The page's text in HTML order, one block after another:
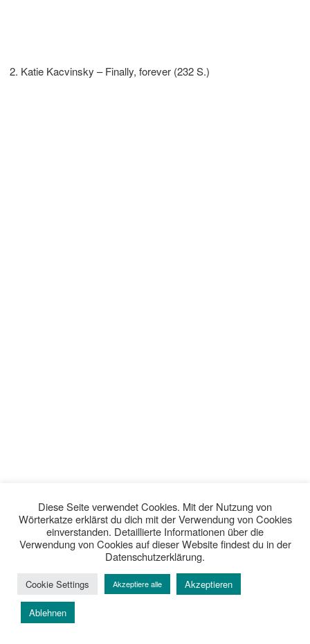
Katie Kacvinsky – Finally, forever (232 S.)
Diese Seite verwendet Cookies. Mit der Nutzung von
Wörterkatze erklärst du dich mit der Verwendung von Cookies
einverstanden. Detaillierte Informationen über die
Verwendung von Cookies auf dieser Website findest du in der
Datenschutzerklärung.
Cookie Settings Akzeptiere alle Akzeptieren
Ablehnen